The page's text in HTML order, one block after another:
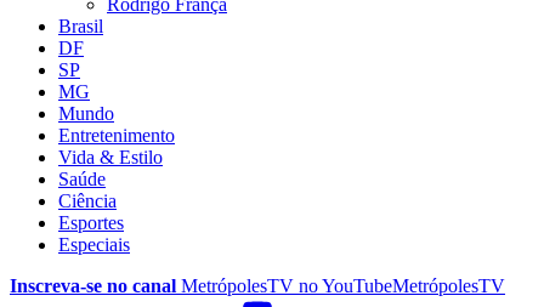
Brasil
DF
SP
MG
Mundo
Entretenimento
Vida & Estilo
Saúde
Ciência
Esportes
Especiais
Inscreva-se no canal MetrópolesTV noYouTubeMetrópolesTV